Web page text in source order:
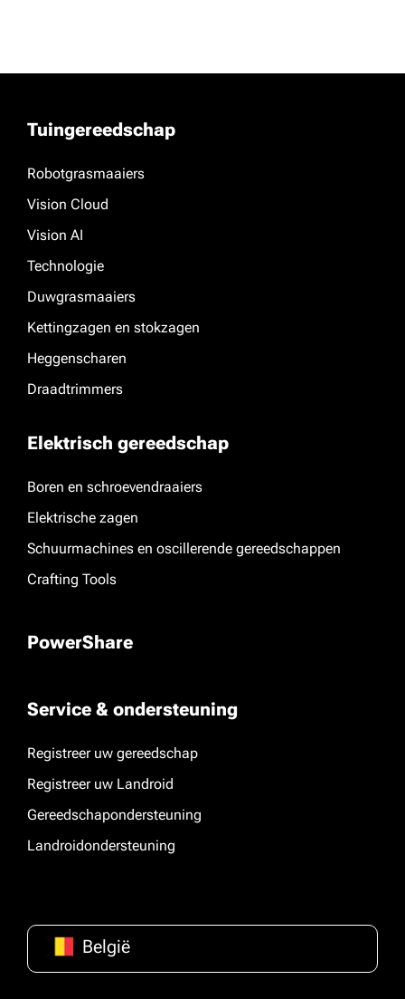
Tuingereedschap
Robotgrasmaaiers
Vision Cloud
Vision AI
Technologie
Duwgrasmaaiers
Kettingzagen en stokzagen
Heggenscharen
Draadtrimmers
Elektrisch gereedschap
Boren en schroevendraaiers
Elektrische zagen
Schuurmachines en oscillerende gereedschappen
Crafting Tools
PowerShare
Service & ondersteuning
Registreer uw gereedschap
Registreer uw Landroid
Gereedschapondersteuning
Landroidondersteuning
België